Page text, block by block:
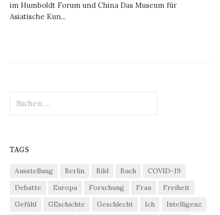
im Humboldt Forum und China Das Museum für
Asiatische Kun...
nach:
TAGS
Ausstellung Berlin Bild Buch
COVID-19
Debatte
Europa Forschung Frau
Freiheit
Gefühl
GEschichte Geschlecht Ich
Intelligenz